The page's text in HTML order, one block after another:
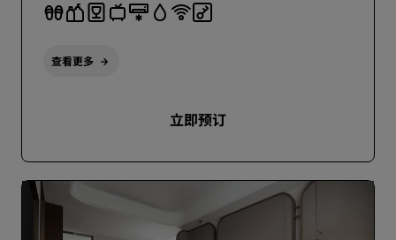
查看更多
立即预订